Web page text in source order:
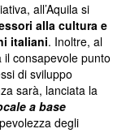
all’Aquila si
alla cultura e
italiani. Inoltre, al
consapevole punto
di sviluppo
sarà, lanciata la
a base
degli